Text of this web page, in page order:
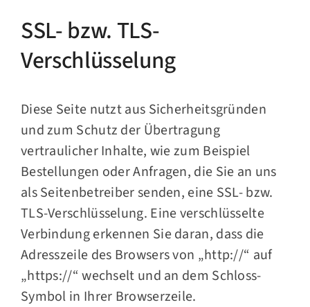
SSL- bzw. TLS-
Verschlüsselung
Diese Seite nutzt aus Sicherheitsgründen
und zum Schutz der Übertragung
vertraulicher Inhalte, wie zum Beispiel
Bestellungen oder Anfragen, die Sie an uns
als Seitenbetreiber senden, eine SSL- bzw.
TLS-Verschlüsselung. Eine verschlüsselte
Verbindung erkennen Sie daran, dass die
Adresszeile des Browsers von „http://“ auf
„https://“ wechselt und an dem Schloss-
Symbol in Ihrer Browserzeile.